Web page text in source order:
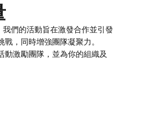
們的活動旨在激發合作並引發
，同時增強團隊凝聚力。
激勵團隊，並為你的組織及